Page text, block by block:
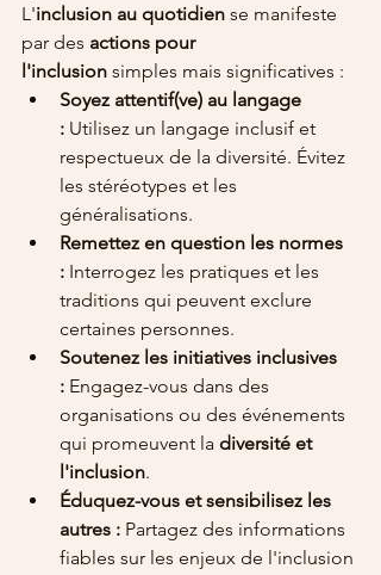
L'inclusion au quotidien se manifeste
par des actions pour
l'inclusion simples mais significatives :
Soyez attentif(ve) au langage
: Utilisez un langage inclusif et
respectueux de la diversité. Évitez
les stéréotypes et les
généralisations.
Remettez en question les normes
: Interrogez les pratiques et les
traditions qui peuvent exclure
certaines personnes.
Soutenez les initiatives inclusives
: Engagez-vous dans des
organisations ou des événements
qui promeuvent la diversité et
l'inclusion.
Éduquez-vous et sensibilisez les
autres : Partagez des informations
fiables sur les enjeux de l'inclusion